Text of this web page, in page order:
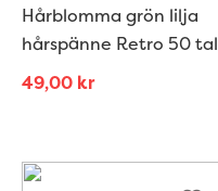
Hårblomma grön lilja
hårspänne Retro 50 tal
49,00 kr